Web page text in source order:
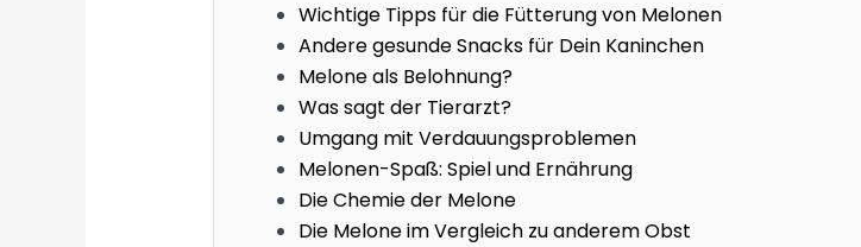
Wichtige Tipps für die Fütterung von Melonen
Andere gesunde Snacks für Dein Kaninchen
Melone als Belohnung?
Was sagt der Tierarzt?
Umgang mit Verdauungsproblemen
Melonen-Spaß: Spiel und Ernährung
Die Chemie der Melone
Die Melone im Vergleich zu anderem Obst